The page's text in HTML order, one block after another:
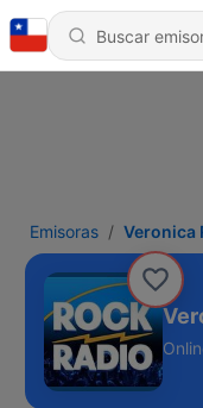
Emisoras Veronica